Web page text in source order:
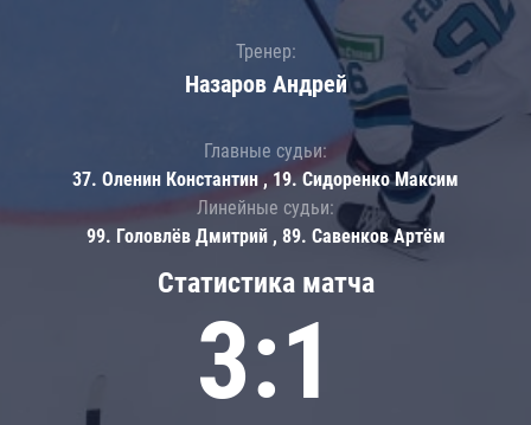
Статистика матча
3:1
Тренер:
Назаров Андрей
Главные судьи:
37. Оленин Константин , 19. Сидоренко Максим
Линейные судьи:
99. Головлёв Дмитрий , 89. Савенков Артём